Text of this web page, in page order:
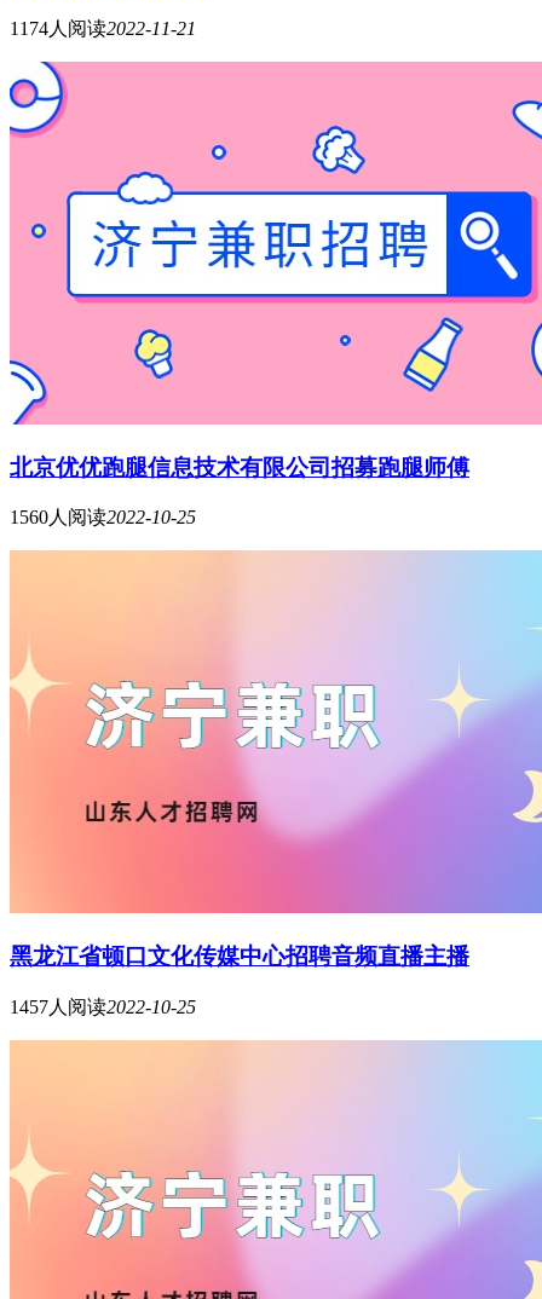
1174人阅读2022-11-21
北京优优跑腿信息技术有限公司招募跑腿师傅
1560人阅读2022-10-25
黑龙江省顿口文化传媒中心招聘音频直播主播
1457人阅读2022-10-25